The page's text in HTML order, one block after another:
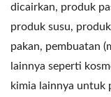
dicairkan, produk
produk susu,
pakan, pembuatan
lainnya seperti
kimia lainnya untuk